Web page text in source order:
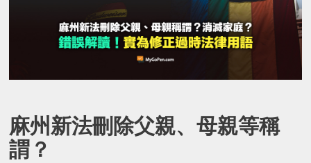
麻州新法刪除父親、母親等稱
謂？